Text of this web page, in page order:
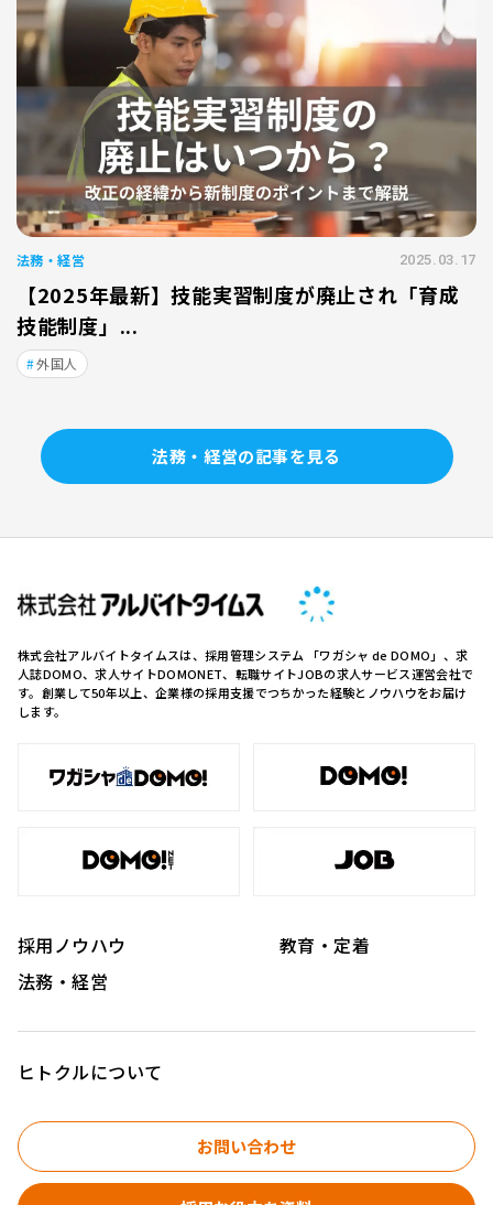
法務・経営 2025.03.17
【2025年最新】技能実習制度が廃止され「育成
技能制度」...
外国人
法務・経営の記事を見る
株式会社アルバイトタイムスは、採用管理システム 「ワガシャ de DOMO」、求
人誌DOMO、求人サイトDOMONET、転職サイトJOBの求人サービス運営会社で
す。創業して50年以上、企業様の採用支援でつちかった経験とノウハウをお届け
します。
採用ノウハウ
教育・定着
法務・経営
ヒトクルについて
お問い合わせ